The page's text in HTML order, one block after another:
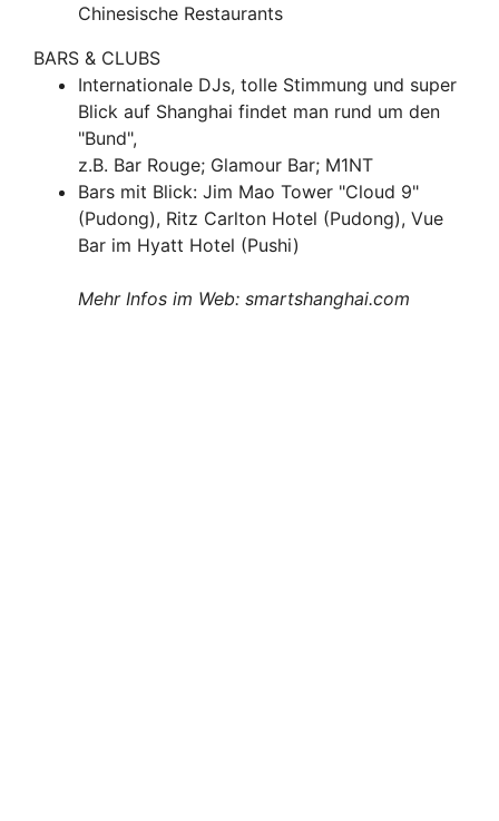
Chinesische Restaurants
BARS & CLUBS
Internationale DJs, tolle Stimmung und super
Blick auf Shanghai findet man rund um den
"Bund",
z.B. Bar Rouge; Glamour Bar; M1NT
Bars mit Blick: Jim Mao Tower "Cloud 9"
(Pudong), Ritz Carlton Hotel (Pudong), Vue
Bar im Hyatt Hotel (Pushi)
Mehr Infos im Web: smartshanghai.com